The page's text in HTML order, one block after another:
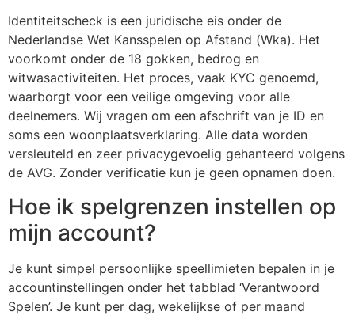
Identiteitscheck is een juridische eis onder de
Nederlandse Wet Kansspelen op Afstand (Wka). Het
voorkomt onder de 18 gokken, bedrog en
witwasactiviteiten. Het proces, vaak KYC genoemd,
waarborgt voor een veilige omgeving voor alle
deelnemers. Wij vragen om een afschrift van je ID en
soms een woonplaatsverklaring. Alle data worden
versleuteld en zeer privacygevoelig gehanteerd volgens
de AVG. Zonder verificatie kun je geen opnamen doen.
Hoe ik spelgrenzen instellen op
mijn account?
Je kunt simpel persoonlijke speellimieten bepalen in je
accountinstellingen onder het tabblad ‘Verantwoord
Spelen’. Je kunt per dag, wekelijkse of per maand